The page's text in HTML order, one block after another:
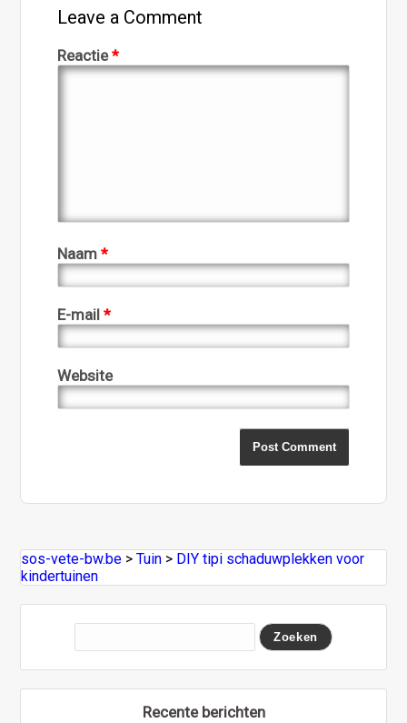
Leave a Comment
Reactie*
Naam*
E-mail*
Website
sos-vete-bw.be >Tuin > DIY tipi schaduwplekken voor
kindertuinen
Recente berichten